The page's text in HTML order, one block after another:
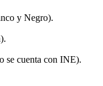
y Negro).
se cuenta con INE).